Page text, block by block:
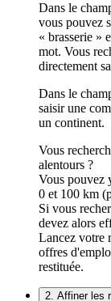
Dans le
vous pouvez
« brasserie »
mot. Vous
directement
Dans le
saisir une
un continent.
Vous
alentours ?
Vous pouvez
0 et 100 km
Si vous
devez alors
Lancez votre
offres
restituée.
2. Affiner les